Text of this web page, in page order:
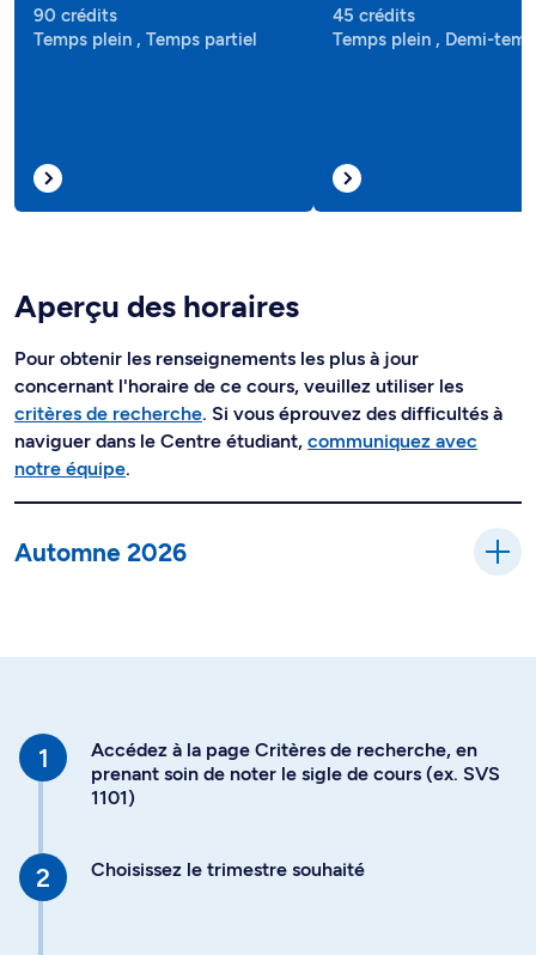
90 crédits
Temps plein , Temps partiel
45 crédits
Temps plein , Demi-
Aperçu des horaires
Pour obtenir les renseignements les plus à jour
concernant l'horaire de ce cours, veuillez utiliser les
critères de recherche. Si vous éprouvez des difficultés à
naviguer dans le Centre étudiant, communiquez avec
notre équipe.
Automne 2026
Accédez à la page Critères de recherche, en
prenant soin de noter le sigle de cours (ex. SVS
1101)
Choisissez le trimestre souhaité